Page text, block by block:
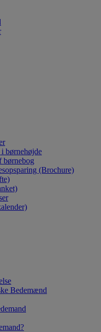
børnehøjde
børnebog
(Brochure)
Bedemænd